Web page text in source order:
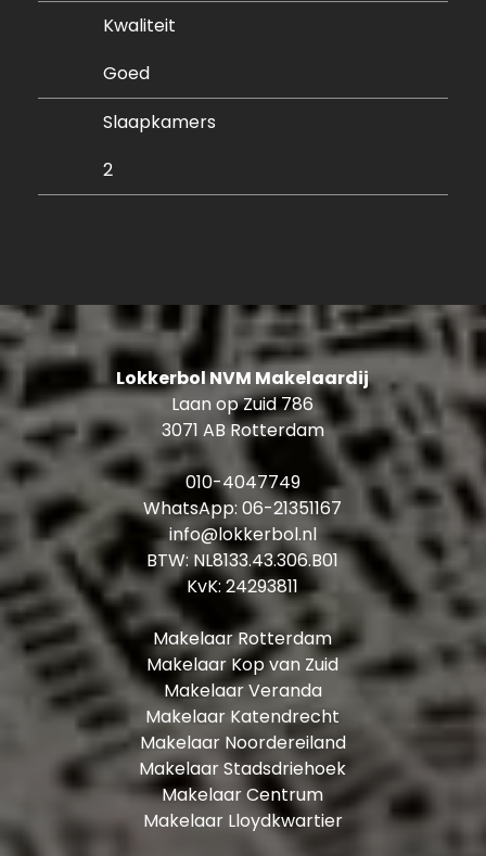
onderbouw van het complex. Parkeren? Dat
afgesloten parkeergarage in de onderbouw van
het complex, midden in Rotterdam. Dat maakt
thuiskomen in de stad elke dag nét even
Ben je op zoek naar een appartement met
woning aan de Wijnbrugstraat 321 heel graag
zien. Bel naar ons kantoor en plan een
bezichtiging in!
Indeling:
29e verdieping: entree, toilet
Woonkamer met open keuken: ± 44 m²
Keuken: voorzien van diverse Siemens
inbouwapparatuur t.w. 4-pits Bora
inductiekookplaat met geïntegreerde afzuiging,
vaatwasser, combi oven, koel-vriescombinatie,
Quooker, klimaatwijnkast en volop kastruimte
Balkon: ± 8 m²
Slaapkamer I: ± 25 m² toegang tot badkamer I
en de inloopkast
Slaapkamer II: ± 9 m²
Badkamer I: ± 6 m², voorzien van een ligbad met
douchefunctie, douchecabine en dubbele
wastafel met meubel
Badkamer II: ± 3 m², voorzien van een douche en
Kwaliteit
Goed
Slaapkamers
2
Lokkerbol NVM Makelaardij
Laan op Zuid 786
3071 AB Rotterdam
010-4047749
WhatsApp:06-21351167
info@lokkerbol.nl
BTW: NL8133.43.306.B01
KvK: 24293811
Makelaar Rotterdam
Makelaar Kop van Zuid
Makelaar Veranda
Makelaar Katendrecht
Makelaar Noordereiland
Makelaar Stadsdriehoek
Makelaar Centrum
Makelaar Lloydkwartier